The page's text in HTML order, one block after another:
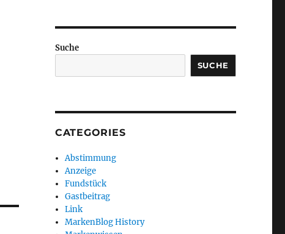
Suche
SUCHE
CATEGORIES
Abstimmung
Anzeige
Fundstück
Gastbeitrag
Link
MarkenBlog History